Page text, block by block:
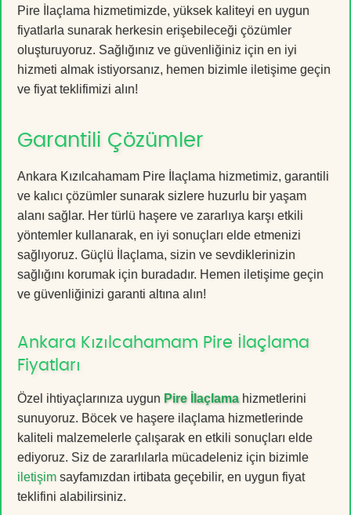
Pire İlaçlama hizmetimizde, yüksek kaliteyi en uygun
fiyatlarla sunarak herkesin erişebileceği çözümler
oluşturuyoruz. Sağlığınız ve güvenliğiniz için en iyi
hizmeti almak istiyorsanız, hemen bizimle iletişime geçin
ve fiyat teklifimizi alın!
Garantili Çözümler
Ankara Kızılcahamam Pire İlaçlama hizmetimiz, garantili
ve kalıcı çözümler sunarak sizlere huzurlu bir yaşam
alanı sağlar. Her türlü haşere ve zararlıya karşı etkili
yöntemler kullanarak, en iyi sonuçları elde etmenizi
sağlıyoruz. Güçlü İlaçlama, sizin ve sevdiklerinizin
sağlığını korumak için buradadır. Hemen iletişime geçin
ve güvenliğinizi garanti altına alın!
Ankara Kızılcahamam Pire İlaçlama
Fiyatları
Özel ihtiyaçlarınıza uygun Pire İlaçlamahizmetlerini
sunuyoruz. Böcek ve haşere ilaçlama hizmetlerinde
kaliteli malzemelerle çalışarak en etkili sonuçları elde
ediyoruz. Siz de zararlılarla mücadeleniz için bizimle
iletişim sayfamızdan irtibata geçebilir, en uygun fiyat
teklifini alabilirsiniz.